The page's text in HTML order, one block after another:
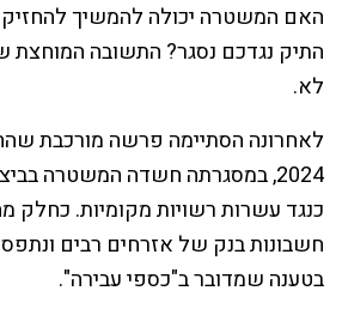
האם המשטרה יכולה להמשיך
התיק נגדכם נסגר? התשובה
לא.
לאחרונה הסתיימה פרשה מורכבת
2024, במסגרתה חשדה המשטרה
כנגד עשרות רשויות מקומיות. כחלק
חשבונות בנק של אזרחים רבים
בטענה שמדובר ב"כספי עבירה".